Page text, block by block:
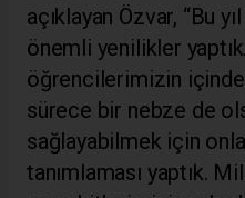
açıklayan Özvar, “Bu
önemli yenilikler
öğrencilerimizin
sürece bir nebze de
sağlayabilmek için
tanımlaması yaptık.